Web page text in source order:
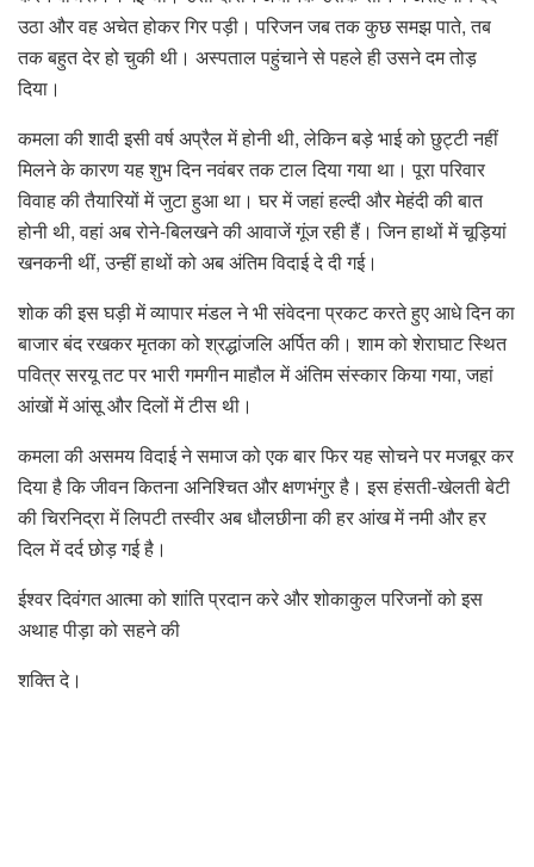
उठा और वह अचेत होकर गिर पड़ी। परिजन जब तक कुछ समझ पाते, तब
तक बहुत देर हो चुकी थी। अस्पताल पहुंचाने से पहले ही उसने दम तोड़
दिया।
कमला की शादी इसी वर्ष अप्रैल में होनी थी, लेकिन बड़े भाई को छुट्टी नहीं
मिलने के कारण यह शुभ दिन नवंबर तक टाल दिया गया था। पूरा परिवार
विवाह की तैयारियों में जुटा हुआ था। घर में जहां हल्दी और मेहंदी की बात
होनी थी, वहां अब रोने-बिलखने की आवाजें गूंज रही हैं। जिन हाथों में चूड़ियां
खनकनी थीं, उन्हीं हाथों को अब अंतिम विदाई दे दी गई।
शोक की इस घड़ी में व्यापार मंडल ने भी संवेदना प्रकट करते हुए आधे दिन का
बाजार बंद रखकर मृतका को श्रद्धांजलि अर्पित की। शाम को शेराघाट स्थित
पवित्र सरयू तट पर भारी गमगीन माहौल में अंतिम संस्कार किया गया, जहां
आंखों में आंसू और दिलों में टीस थी।
कमला की असमय विदाई ने समाज को एक बार फिर यह सोचने पर मजबूर कर
दिया है कि जीवन कितना अनिश्चित और क्षणभंगुर है। इस हंसती-खेलती बेटी
की चिरनिद्रा में लिपटी तस्वीर अब धौलछीना की हर आंख में नमी और हर
दिल में दर्द छोड़ गई है।
ईश्वर दिवंगत आत्मा को शांति प्रदान करे और शोकाकुल परिजनों को इस
अथाह पीड़ा को सहने की
शक्ति दे।